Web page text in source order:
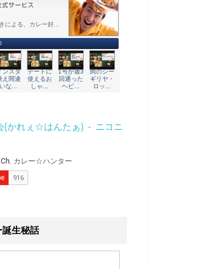
(かれぇ☆はんたぁ) - ニコニ
生秘話